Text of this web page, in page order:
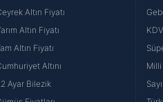
Altın Fiyatı
Altın Fiyatı
Altın Fiyatı
Altını
Ayar Bilezik
Milli